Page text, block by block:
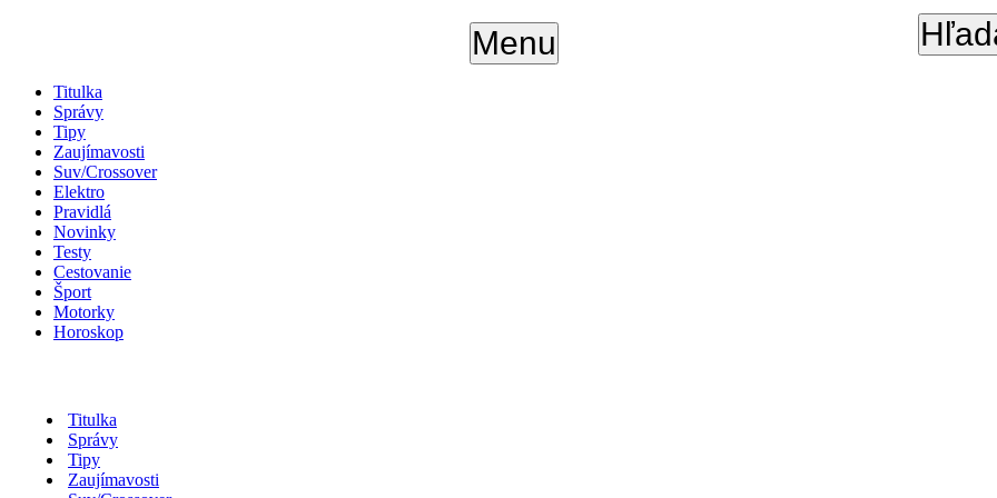
Menu
Titulka
Správy
Tipy
Zaujímavosti
Suv/Crossover
Elektro
Pravidlá
Novinky
Testy
Cestovanie
Šport
Motorky
Horoskop
Titulka
Správy
Tipy
Zaujímavosti